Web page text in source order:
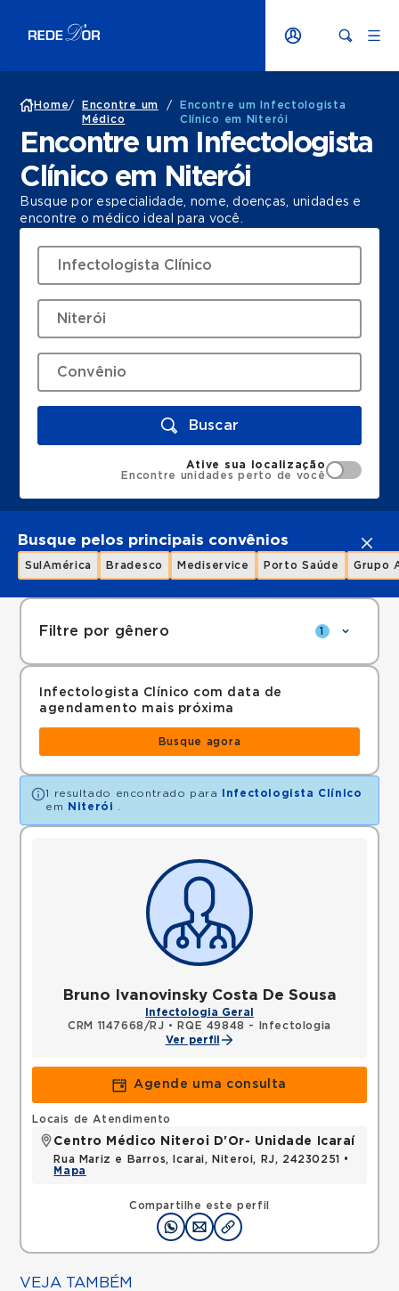
Home/
Encontre um
Médico
/
Encontre um Infectologista
Clínico em Niterói
Encontre um Infectologista
Clínico em Niterói
Busque por especialidade, nome, doenças, unidades e
encontre o médico ideal para você.
Buscar
Ative sua localização
Encontre unidades perto de você
Busque pelos principais convênios
SulAmérica Bradesco Mediservice Porto Saúde Grupo
Filtre por gênero 1
Infectologista Clínico com data de
agendamento mais próxima
Busque agora
1 resultado encontrado para
Infectologista Clínico
em
Niterói
Bruno Ivanovinsky Costa De Sousa
Infectologia Geral
CRM 1147668/RJ •
RQE 49848 - Infectologia
Ver perfil
Agende uma consulta
Compartilhe este perfil
Locais de Atendimento
Centro Médico Niteroi D'Or- Unidade Icaraí
Rua Mariz e Barros, Icarai, Niteroi, RJ, 24230251 •
Mapa
VEJA TAMBÉM